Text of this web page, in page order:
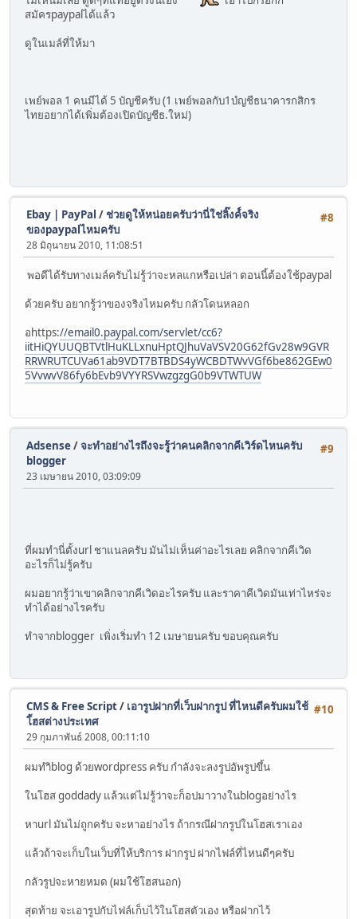
สมัครpaypalได้แล้ว
ดูในเมล์ที่ให้มา
เพย์พอล 1 คนมีได้ 5 บัญชีครับ (1 เพย์พอลกับ1บํญชีธนาคารกสิกร
ไทยอยากได้เพิ่มต้องเปิดบัญชีธ.ใหม่)
#8
Ebay | PayPal / ช่วยดูให้หน่อยครับว่านี่ใช่ลิ๊งค์์จริง
ของpaypalไหมครับ
28 มิถุนายน 2010, 11:08:51
พอดีได้รับทางเมล์ครับไม่รู้ว่าจะหลแกหรือเปล่า ตอนนี้ต้องใช้paypal
ด้วยครับ อยากรู้ว่าของจริงไหมครับ กลัวโดนหลอก
อhttps://email0.paypal.com/servlet/cc6?
iitHiQYUUQBTVtlHuKLLxnuHptQJhuVaVSV20G62fGv28w9GVR
RRWRUTCUVa61ab9VDT7BTBDS4yWCBDTWvVGf6be862GEw0
5VvwvV86fy6bEvb9VYYRSVwzgzgG0b9VTWTUW
#9
Adsense/จะทำอย่างไรถึงจะรู้ว่าคนคลิกจากคีเวิร์ดไหนครับ
blogger
23 เมษายน 2010, 03:09:09
ที่ผมทำนี่ตั้งurl ชาแนลครับ มันไม่เห็นค่าอะไรเลย คลิกจากคีเวิด
อะไรก็ไม่รู้ครับ
ผมอยากรู้ว่าเขาคลิกจากคีเวิดอะไรครับ และราคาคีเวิดมันเท่าไหร่จะ
ทำได้อย่างไรครับ
ทำจากblogger เพิ่งเริ่มทำ 12 เมษายนครับ ขอบคุณครับ
#10
CMS & Free Script/ เอารูปฝากที่เว็บฝากรูป ที่ไหนดีครับผมใช้
โ้ฮสต่างประเทศ
29 กุมภาพันธ์ 2008, 00:11:10
ผมทำิblog ด้วยwordpress ครับ กำลังจะลงรูปอัพรูปขึ้น
ในโฮส goddady แล้วแต่ไม่รู้ว่าจะก็อปมาวางในblogอย่างไร
หาurl มันไม่ถูกครับ จะหาอย่างไร ถ้ากรณีฝากรูปในโฮสเราเอง
แล้วถ้าจะเก็บในเว็บที่ให้บริการ ฝากรูป ฝากไฟล์ที่ไหนดีๆครับ
กลัวรูปจะหายหมด (ผมใช้โฮสนอก)
สุดท้าย จะเอารูปกับไฟล์เก็บไว้ในโฮสตัวเอง หรือฝากไว้